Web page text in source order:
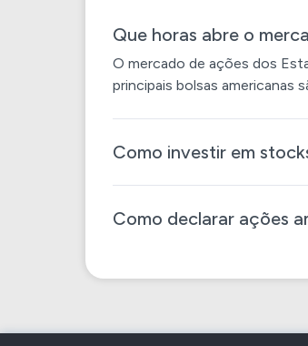
Que horas abre o
O mercado de ações dos
principais bolsas americanas
Como investir em
Como declarar ações